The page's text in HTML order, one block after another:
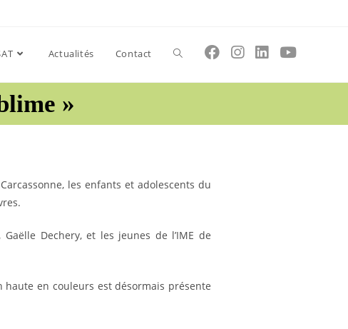
Actualités Contact Toggle
»
les enfants et adolescents du
Dechery, et les jeunes de l’IME de
haute en couleurs est désormais présente